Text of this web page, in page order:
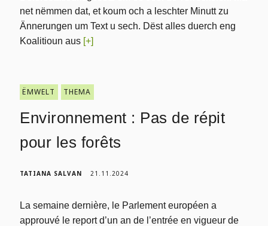
net nëmmen dat, et koum och a leschter Minutt zu
Ännerungen um Text u sech. Dëst alles duerch eng
Koalitioun aus [+]
ËMWELT THEMA
Environnement : Pas de répit
pour les forêts
TATIANA SALVAN 21.11.2024
La semaine dernière, le Parlement européen a
approuvé le report d’un an de l’entrée en vigueur de